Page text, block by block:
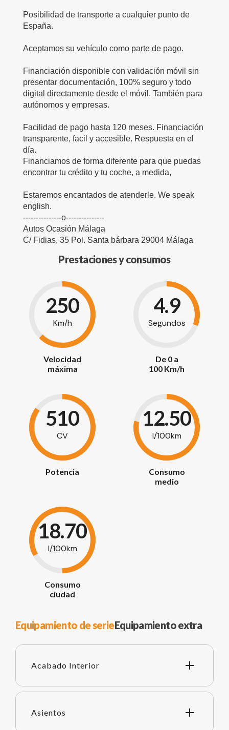
Posibilidad de transporte a cualquier punto de
España.
Aceptamos su vehículo como parte de pago.
Financiación disponible con validación móvil sin
presentar documentación, 100% seguro y todo
digital directamente desde el móvil. También para
autónomos y empresas.
Facilidad de pago hasta 120 meses. Financiación
transparente, facil y accesible. Respuesta en el
día.
Financiamos de forma diferente para que puedas
encontrar tu crédito y tu coche, a medida,
Estaremos encantados de atenderle. We speak
english.
---------------o---------------
Autos Ocasión Málaga
C/ Fidias, 35 Pol. Santa bárbara 29004 Málaga
Prestaciones y consumos
250
Km/h
Velocidad
máxima
4.9
Segundos
De 0 a
100 Km/h
510
CV
Potencia
12.50
l/100km
Consumo
medio
18.70
l/100km
Consumo
ciudad
Equipamiento de serieEquipamiento extra
Acabado Interior
Asientos